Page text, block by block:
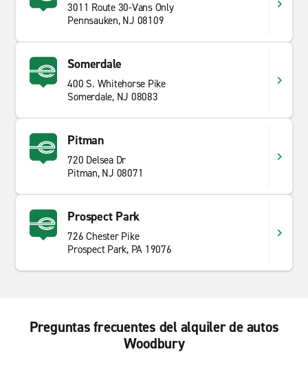
3011 Route 30-Vans Only
Pennsauken, NJ 08109
Somerdale
400 S. Whitehorse Pike
Somerdale, NJ 08083
Pitman
720 Delsea Dr
Pitman, NJ 08071
Prospect Park
726 Chester Pike
Prospect Park, PA 19076
Preguntas frecuentes del alquiler de autos
Woodbury